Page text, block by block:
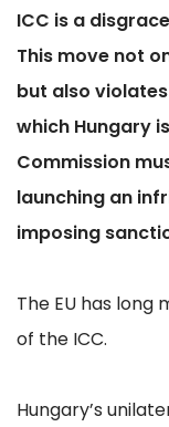
ICC is a
This move not
but also violates
which Hungary
Commission
launching an
imposing
The EU has
of the ICC.
Hungary’s